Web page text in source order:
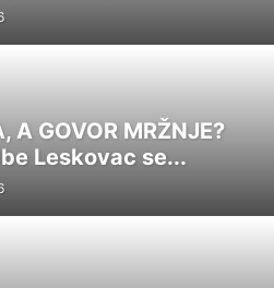
A GOVOR MRŽNJE?
Leskovac se...